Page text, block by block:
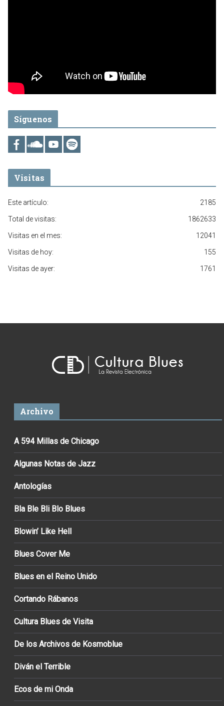
Síguenos
Visitas
2185
Este artículo:
1862633
Total de visitas:
12041
Visitas en el mes:
155
Visitas de hoy:
1761
Visitas de ayer:
Archivo
A 594 Millas de Chicago
Algunas Notas de Jazz
Antologías
Bla Ble Bli Blo Blues
Blowin’ Like Hell
Blues Cover Me
Blues en el Reino Unido
Cortando Rábanos
Cultura Blues de Visita
De los Archivos de Kosmoblue
Diván el Terrible
Ecos de mi Onda